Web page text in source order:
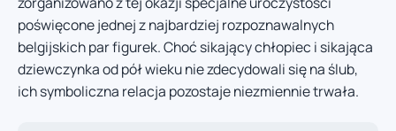
poświęcone jednej z najbardziej rozpoznawalnych
belgijskich par figurek. Choć sikający chłopiec i sikająca
dziewczynka od pół wieku nie zdecydowali się na ślub,
ich symboliczna relacja pozostaje niezmiennie trwała.